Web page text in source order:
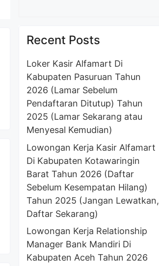
Recent Posts
Loker Kasir Alfamart Di
Kabupaten Pasuruan Tahun
2026 (Lamar Sebelum
Pendaftaran Ditutup) Tahun
2025 (Lamar Sekarang atau
Menyesal Kemudian)
Lowongan Kerja Kasir Alfamart
Di Kabupaten Kotawaringin
Barat Tahun 2026 (Daftar
Sebelum Kesempatan Hilang)
Tahun 2025 (Jangan Lewatkan,
Daftar Sekarang)
Lowongan Kerja Relationship
Manager Bank Mandiri Di
Kabupaten Aceh Tahun 2026